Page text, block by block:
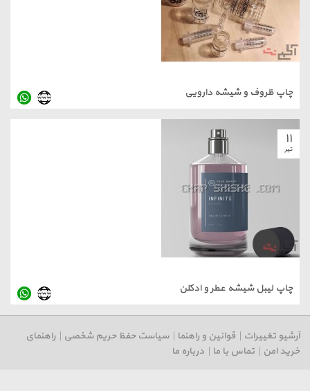
چاپ ظروف و شیشه دارویی
۱۱
تیر
چاپ لیبل شیشه عطر و ادکلن
آرشیو تغییرات| قوانین و راهنما| سیاست حفظ حریم شخصی| راهنمای
خرید امن| تماس با ما| درباره ما